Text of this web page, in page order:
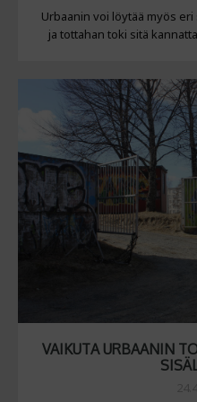
Urbaanin voi löytää myös
ja tottahan toki sitä
VAIKUTA URBAANIN